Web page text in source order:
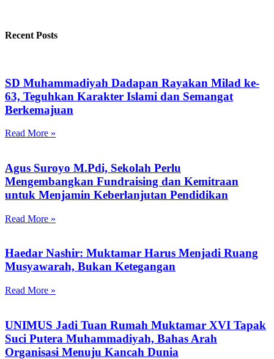
Recent Posts
SD Muhammadiyah Dadapan Rayakan Milad ke-
63, Teguhkan Karakter Islami dan Semangat
Berkemajuan
Read More »
Agus Suroyo M.Pdi, Sekolah Perlu
Mengembangkan Fundraising dan Kemitraan
untuk Menjamin Keberlanjutan Pendidikan
Read More »
Haedar Nashir: Muktamar Harus Menjadi Ruang
Musyawarah, Bukan Ketegangan
Read More »
UNIMUS Jadi Tuan Rumah Muktamar XVI Tapak
Suci Putera Muhammadiyah, Bahas Arah
Organisasi Menuju Kancah Dunia